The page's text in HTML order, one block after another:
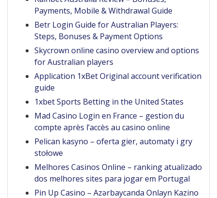
Payments, Mobile & Withdrawal Guide
Betr Login Guide for Australian Players:
Steps, Bonuses & Payment Options
Skycrown online casino overview and options
for Australian players
Application 1xBet Original account verification
guide
1xbet Sports Betting in the United States
Mad Casino Login en France – gestion du
compte après l’accès au casino online
Pelican kasyno – oferta gier, automaty i gry
stołowe
Melhores Casinos Online – ranking atualizado
dos melhores sites para jogar em Portugal
Pin Up Casino – Azərbaycanda Onlayn Kazino